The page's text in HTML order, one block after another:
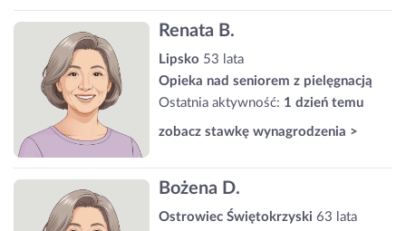
Renata B.
Lipsko 53 lata
Opieka nad seniorem z pielęgnacją
Ostatnia aktywność: 1 dzień temu
zobacz stawkę wynagrodzenia >
Bożena D.
Ostrowiec Świętokrzyski 63 lata